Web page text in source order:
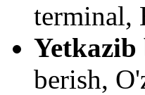
terminal,
Yetkazib
berish,